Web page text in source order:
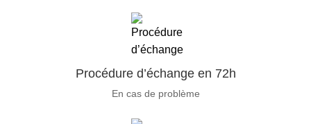
Procédure d’échange en 72h
En cas de problème